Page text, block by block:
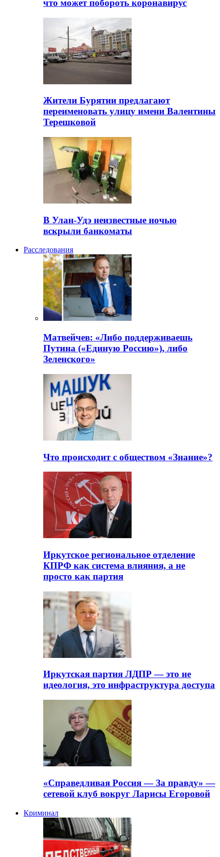
что может побороть коронавирус
Жители Бурятии предлагают
переименовать улицу имени Валентины
Терешковой
В Улан-Удэ неизвестные ночью
вскрыли банкоматы
Расследования
Матвейчев: «Либо поддерживаешь
Путина («Единую Россию»), либо
Зеленского»
Что происходит с обществом «Знание»?
Иркутское региональное отделение
КПРФ как система влияния, а не
просто как партия
Иркутская партия ЛДПР — это не
идеология, это инфраструктура доступа
«Справедливая Россия — За правду» —
сетевой клуб вокруг Ларисы Егоровой
Криминал